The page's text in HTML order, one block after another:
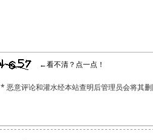
←看不清？点一点！
* 恶意评论和灌水经本站查明后管理员会将其